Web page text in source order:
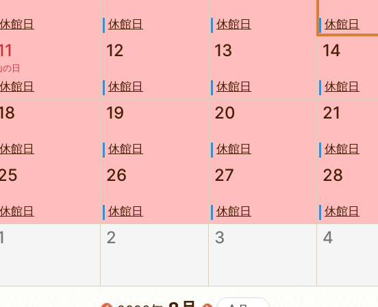
休館日 休館日 休館日 休館日
の日
休館日
12
休館日
13
休館日
14
休館日
休館日
19
休館日
20
休館日
21
休館日
休館日
26
休館日
27
休館日
28
休館日
2 3 4